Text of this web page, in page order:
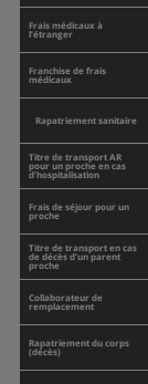
Frais médicaux à
l’étranger
Franchise de frais
médicaux
Rapatriement sanitaire
Titre de transport AR
pour un proche en cas
d’hospitalisation
Frais de séjour pour un
proche
Titre de transport en cas
de décès d’un parent
proche
Collaborateur de
remplacement
Rapatriement du corps
(décès)